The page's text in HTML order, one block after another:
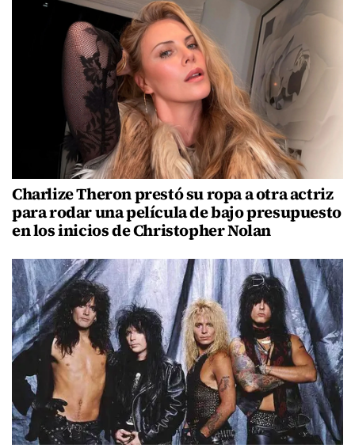
Charlize Theron prestó su ropa a otra actriz
para rodar una película de bajo presupuesto
en los inicios de Christopher Nolan